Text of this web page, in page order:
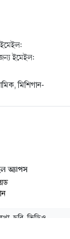
সাকিব আল
ওয়াশিংটনের ওপর
যুক্তরাষ্ট্র
ইমেইল:
মিশিগান-
অ্যাপস
ছবি, ভিডিও